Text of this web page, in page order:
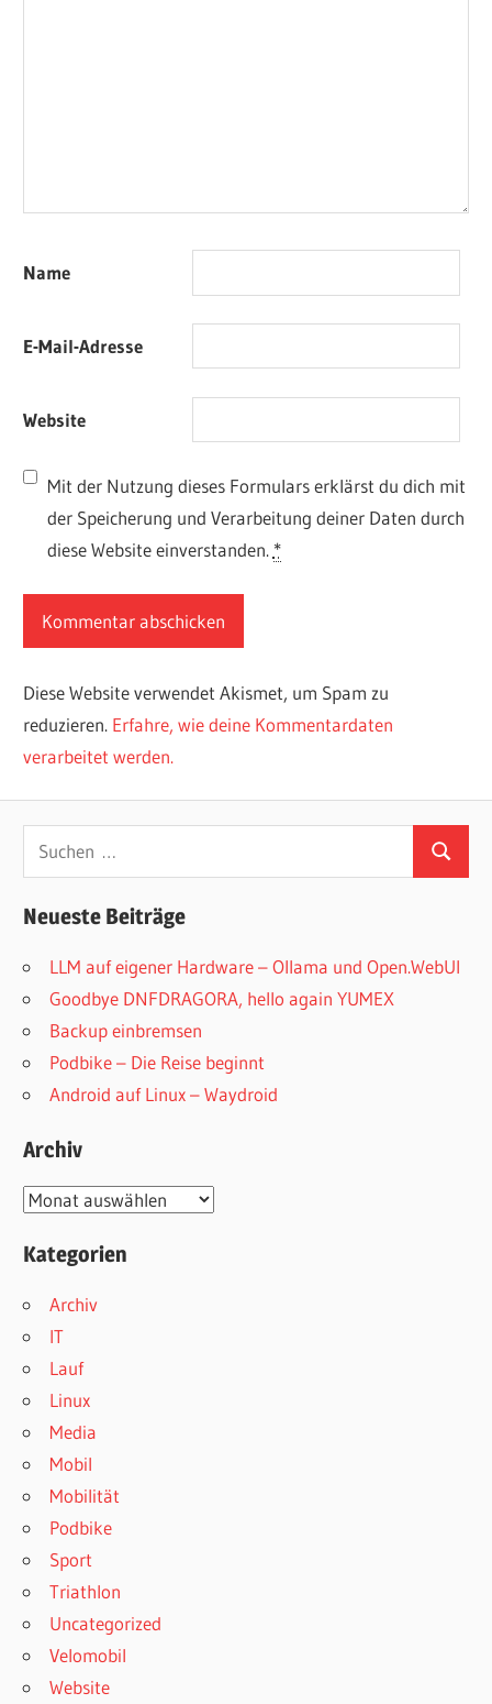
Name
E-Mail-Adresse
Website
Mit der Nutzung dieses Formulars erklärst du dich mit
der Speicherung und Verarbeitung deiner Daten durch
diese Website einverstanden. *
Diese Website verwendet Akismet, um Spam zu
reduzieren. Erfahre, wie deine Kommentardaten
verarbeitet werden.
Suchen
nach:
Suchen
Neueste Beiträge
LLM auf eigener Hardware – Ollama und Open.WebUI
Goodbye DNFDRAGORA, hello again YUMEX
Backup einbremsen
Podbike – Die Reise beginnt
Android auf Linux – Waydroid
Archiv
Archiv
Kategorien
Archiv
IT
Lauf
Linux
Media
Mobil
Mobilität
Podbike
Sport
Triathlon
Uncategorized
Velomobil
Website